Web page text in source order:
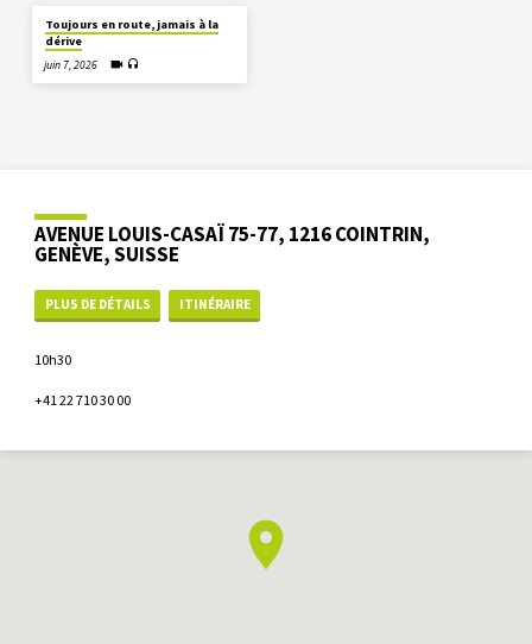
Toujours en route, jamais à la
dérive
juin 7, 2026
AVENUE LOUIS-CASAÏ 75-77, 1216 COINTRIN,
GENÈVE, SUISSE
PLUS DE DÉTAILS ITINÉRAIRE
10h30
+41 22 710 30 00